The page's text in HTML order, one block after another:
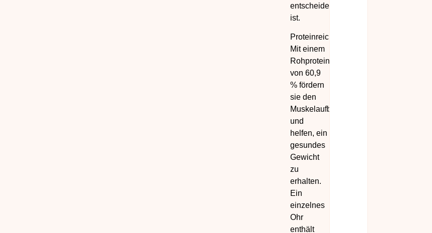
entscheidend
ist.
Proteinreich:
Mit einem
Rohproteingehalt
von 60,9
% fördern
sie den
Muskelaufbau
und
helfen, ein
gesundes
Gewicht
zu
erhalten.
Ein
einzelnes
Ohr
enthält